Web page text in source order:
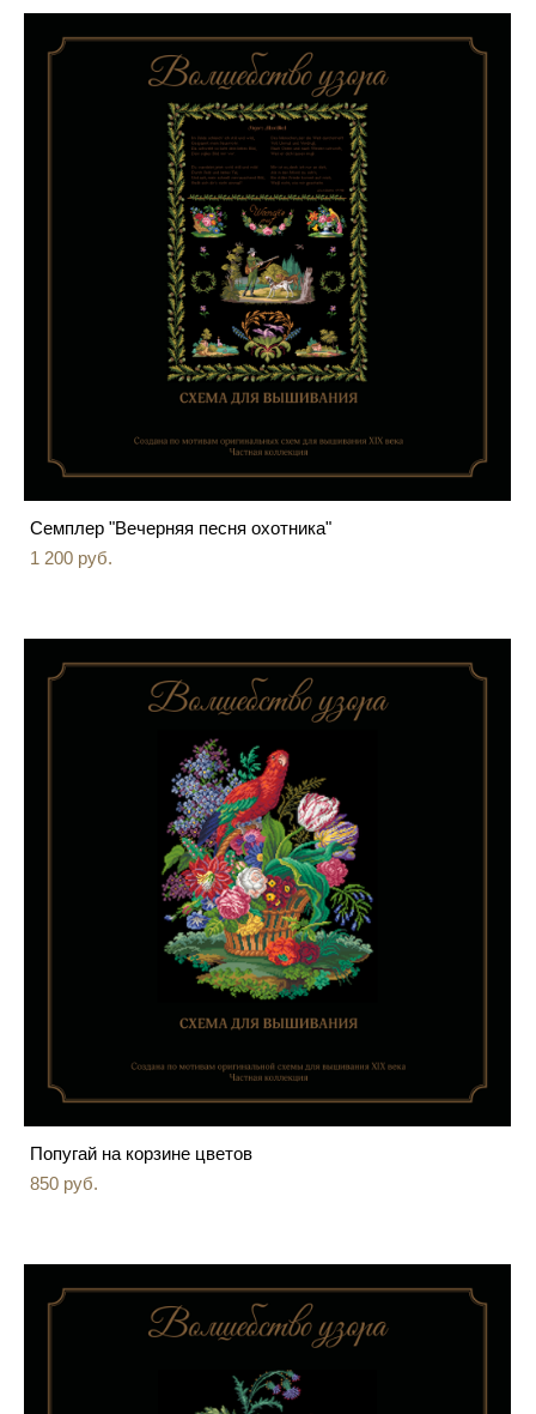
Семплер "Вечерняя песня охотника"
1 200 pуб.
Попугай на корзине цветов
850 pуб.